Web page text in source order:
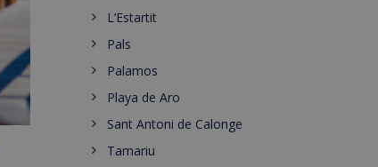
L’Estartit
Pals
Palamos
Playa de Aro
Sant Antoni de Calonge
Tamariu